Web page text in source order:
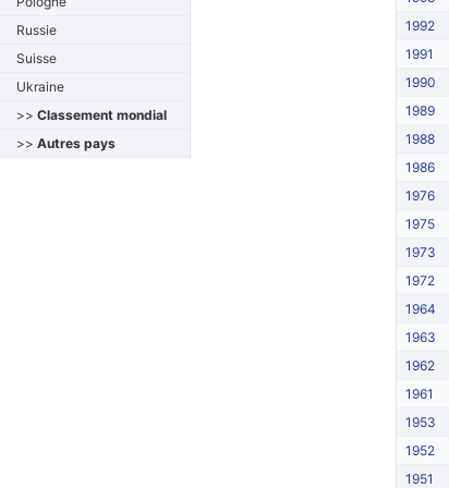
Russie
Suisse
Ukraine
>> Classement mondial
>> Autres pays
1992
1991
1990
1989
1988
1986
1976
1975
1973
1972
1964
1963
1962
1961
1953
1952
1951